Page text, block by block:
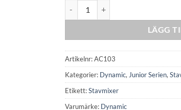
LÄGG
Artikelnr:AC103
Kategorier: Dynamic, Junior Serien,
Etikett:Stavmixer
Varumärke: Dynamic